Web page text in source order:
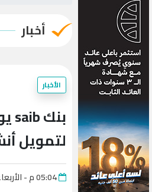
أخبار
الأخبار
لتمويل